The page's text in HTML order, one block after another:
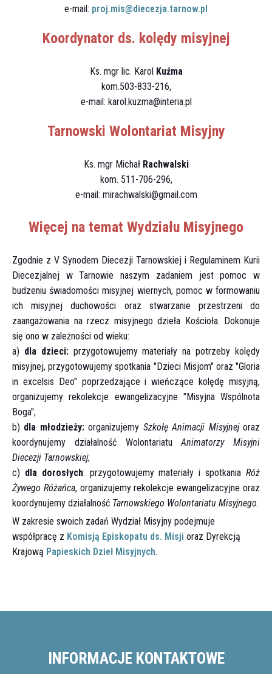
e-mail: proj.mis@diecezja.tarnow.pl
Koordynator ds. kolędy misyjnej
Ks. mgr lic. Karol Kuźma
kom.503-833-216,
e-mail: karol.kuzma@interia.pl
Tarnowski Wolontariat Misyjny
Ks. mgr Michał Rachwalski
kom. 511-706-296,
e-mail: mirachwalski@gmail.com
Więcej na temat Wydziału Misyjnego
Zgodnie z V Synodem Diecezji Tarnowskiej i Regulaminem Kurii
Diecezjalnej w Tarnowie naszym zadaniem jest pomoc w
budzeniu świadomości misyjnej wiernych, pomoc w formowaniu
ich misyjnej duchowości oraz stwarzanie przestrzeni do
zaangażowania na rzecz misyjnego dzieła Kościoła. Dokonuje
się ono w zależności od wieku:
a) dla dzieci: przygotowujemy materiały na potrzeby kolędy
misyjnej, przygotowujemy spotkania "Dzieci Misjom" oraz "Gloria
in excelsis Deo" poprzedzające i wieńczące kolędę misyjną,
organizujemy rekolekcje ewangelizacyjne "Misyjna Wspólnota
Boga";
b) dla młodzieży:organizujemy Szkołę Animacji Misyjnejoraz
koordynujemy działalność WolontariatuAnimatorzy Misyjni
Diecezji Tarnowskiej;
c) dla dorosłych: przygotowujemy materiały i spotkania Róż
Żywego Różańca, organizujemy rekolekcje ewangelizacyjne oraz
koordynujemy działalność Tarnowskiego Wolontariatu Misyjnego.
W zakresie swoich zadań Wydział Misyjny podejmuje
współpracę z Komisją Episkopatu ds. Misji oraz Dyrekcją
Krajową Papieskich Dzieł Misyjnych.
INFORMACJE KONTAKTOWE